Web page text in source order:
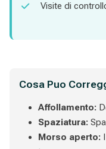
Visite di
Cosa Puo
Affollamento:
Spaziatura:
Morso aperto: